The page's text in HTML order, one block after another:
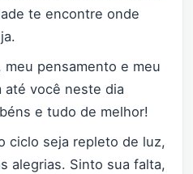
te encontre onde
meu pensamento e meu
até você neste dia
e tudo de melhor!
ciclo seja repleto de luz,
alegrias. Sinto sua falta,